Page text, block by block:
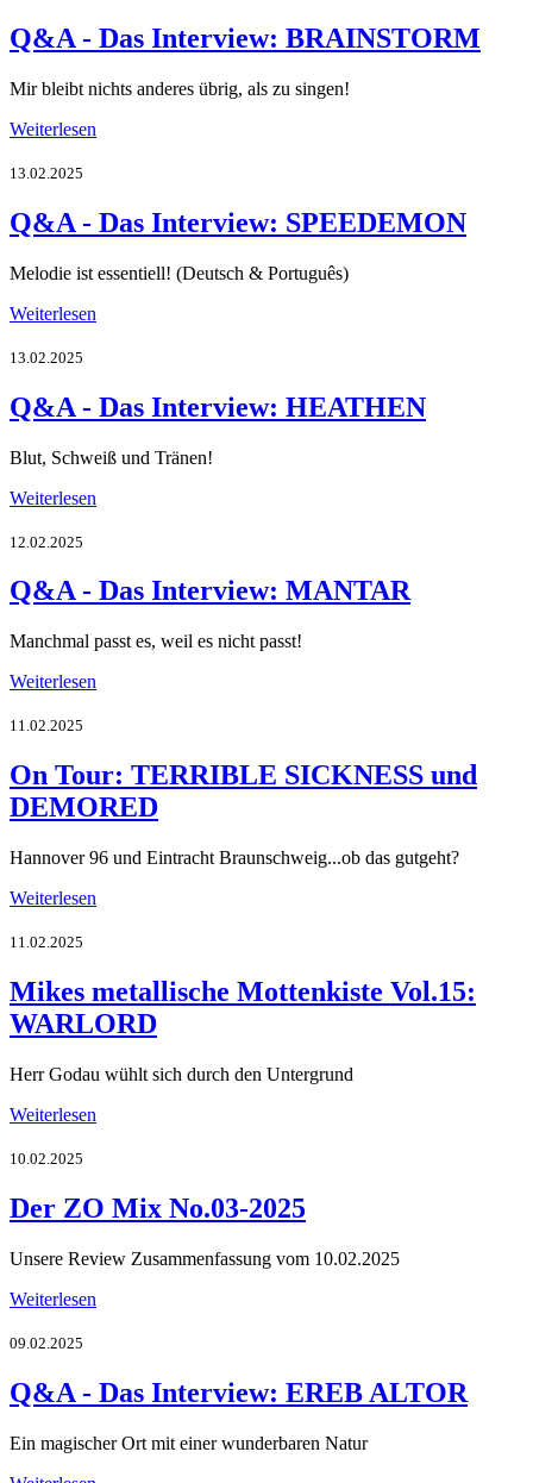
Q&A - Das Interview: BRAINSTORM
Mir bleibt nichts anderes übrig, als zu singen!
Weiterlesen
13.02.2025
Q&A - Das Interview: SPEEDEMON
Melodie ist essentiell! (Deutsch & Português)
Weiterlesen
13.02.2025
Q&A - Das Interview: HEATHEN
Blut, Schweiß und Tränen!
Weiterlesen
12.02.2025
Q&A - Das Interview: MANTAR
Manchmal passt es, weil es nicht passt!
Weiterlesen
11.02.2025
On Tour: TERRIBLE SICKNESS und
DEMORED
Hannover 96 und Eintracht Braunschweig...ob das gutgeht?
Weiterlesen
11.02.2025
Mikes metallische Mottenkiste Vol.15:
WARLORD
Herr Godau wühlt sich durch den Untergrund
Weiterlesen
10.02.2025
Der ZO Mix No.03-2025
Unsere Review Zusammenfassung vom 10.02.2025
Weiterlesen
09.02.2025
Q&A - Das Interview: EREB ALTOR
Ein magischer Ort mit einer wunderbaren Natur